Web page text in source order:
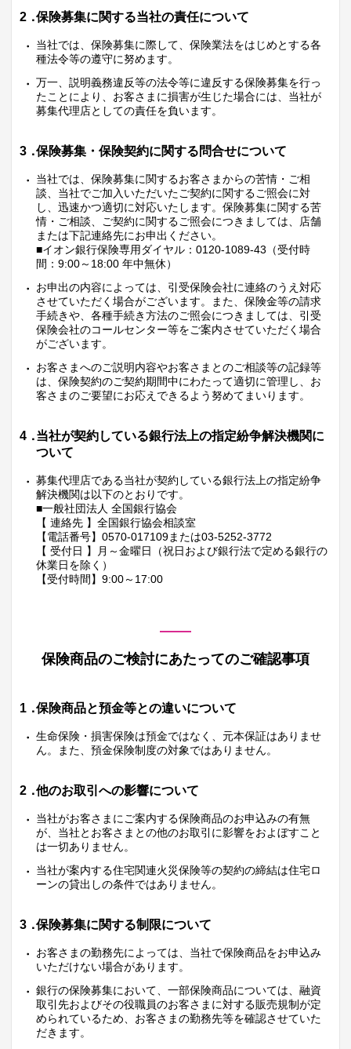
2．保険募集に関する当社の責任について
当社では、保険募集に際して、保険業法をはじめとする各
種法令等の遵守に努めます。
万一、説明義務違反等の法令等に違反する保険募集を行っ
たことにより、お客さまに損害が生じた場合には、当社が
募集代理店としての責任を負います。
3．保険募集・保険契約に関する問合せについて
当社では、保険募集に関するお客さまからの苦情・ご相
談、当社でご加入いただいたご契約に関するご照会に対
し、迅速かつ適切に対応いたします。保険募集に関する苦
情・ご相談、ご契約に関するご照会につきましては、店舗
または下記連絡先にお申出ください。
■イオン銀行保険専用ダイヤル：0120-1089-43（受付時
間：9:00～18:00 年中無休）
お申出の内容によっては、引受保険会社に連絡のうえ対応
させていただく場合がございます。また、保険金等の請求
手続きや、各種手続き方法のご照会につきましては、引受
保険会社のコールセンター等をご案内させていただく場合
がございます。
お客さまへのご説明内容やお客さまとのご相談等の記録等
は、保険契約のご契約期間中にわたって適切に管理し、お
客さまのご要望にお応えできるよう努めてまいります。
4．当社が契約している銀行法上の指定紛争解決機関に
ついて
募集代理店である当社が契約している銀行法上の指定紛争
解決機関は以下のとおりです。
■一般社団法人 全国銀行協会
【 連絡先 】全国銀行協会相談室
【電話番号】0570-017109または03-5252-3772
【 受付日 】月～金曜日（祝日および銀行法で定める銀行の
休業日を除く）
【受付時間】9:00～17:00
保険商品のご検討にあたってのご確認事項
1．保険商品と預金等との違いについて
生命保険・損害保険は預金ではなく、元本保証はありませ
ん。また、預金保険制度の対象ではありません。
2．他のお取引への影響について
当社がお客さまにご案内する保険商品のお申込みの有無
が、当社とお客さまとの他のお取引に影響をおよぼすこと
は一切ありません。
当社が案内する住宅関連火災保険等の契約の締結は住宅ロ
ーンの貸出しの条件ではありません。
3．保険募集に関する制限について
お客さまの勤務先によっては、当社で保険商品をお申込み
いただけない場合があります。
銀行の保険募集において、一部保険商品については、融資
取引先およびその役職員のお客さまに対する販売規制が定
められているため、お客さまの勤務先等を確認させていた
だきます。